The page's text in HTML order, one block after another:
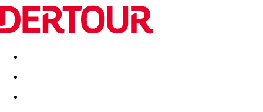
Destinatii Vacanta perfecta OFERTE DE NERATAT